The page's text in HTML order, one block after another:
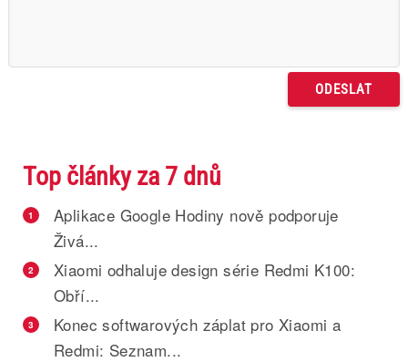
Top články za 7 dnů
1
Aplikace Google Hodiny nově podporuje
Živá...
2
Xiaomi odhaluje design série Redmi K100:
Obří...
3
Konec softwarových záplat pro Xiaomi a
Redmi: Seznam...